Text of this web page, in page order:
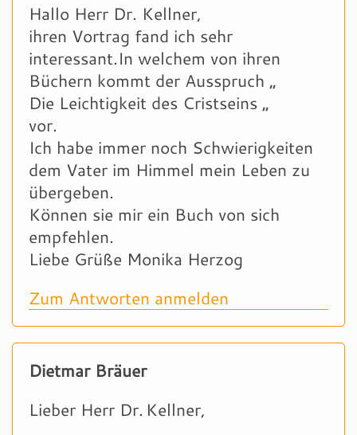
Hallo Herr Dr. Kellner,
ihren Vortrag fand ich sehr
interessant.In welchem von ihren
Büchern kommt der Ausspruch „
Die Leichtigkeit des Cristseins „
vor.
Ich habe immer noch Schwierigkeiten
dem Vater im Himmel mein Leben zu
übergeben.
Können sie mir ein Buch von sich
empfehlen.
Liebe Grüße Monika Herzog
Zum Antworten anmelden
Dietmar Bräuer
Lieber Herr Dr. Kellner,